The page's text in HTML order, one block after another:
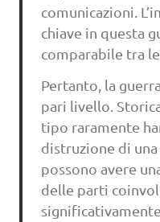
comunicazioni.
chiave in questa
comparabile tra
Pertanto, la
pari livello.
tipo raramente
distruzione di
possono avere
delle parti